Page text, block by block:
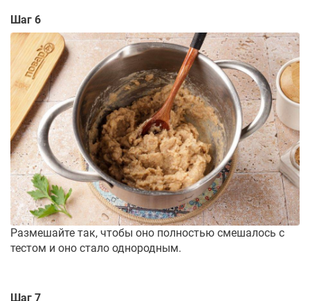
Шаг 6
Размешайте так, чтобы оно полностью смешалось с
тестом и оно стало однородным.
Шаг 7